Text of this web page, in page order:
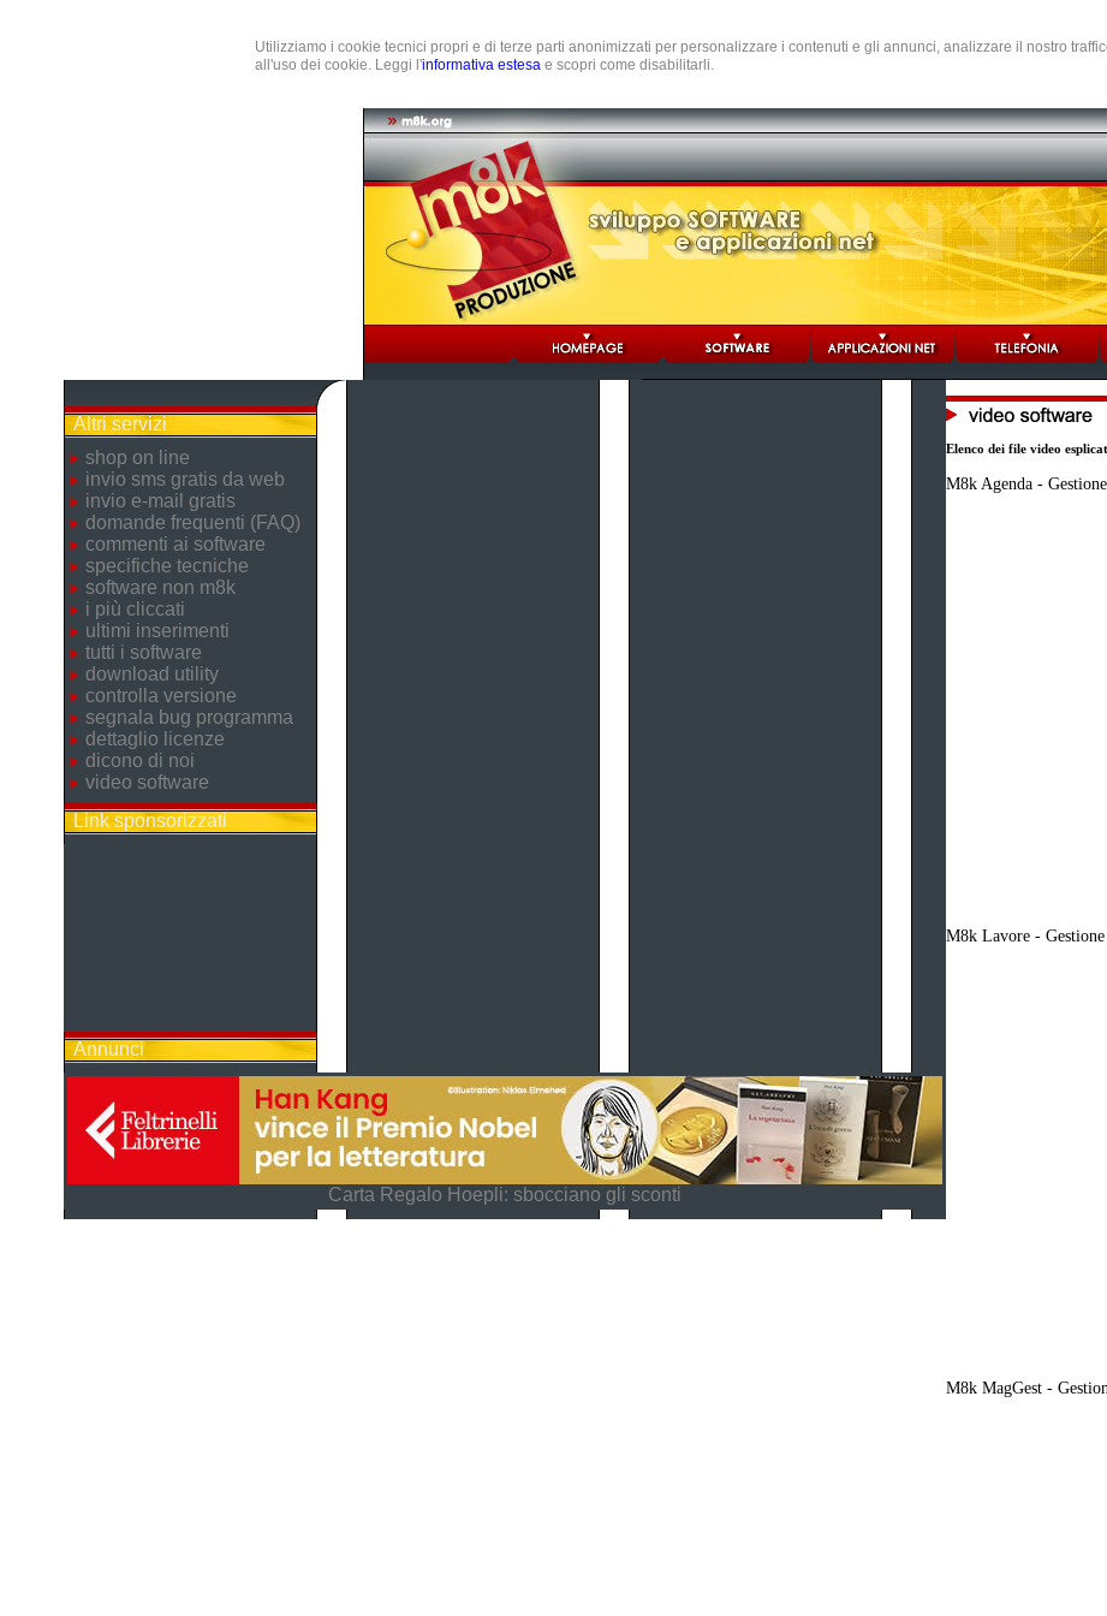
Utilizziamo i cookie tecnici propri e di terze parti anonimizzati per personalizzare i contenuti e gli annunci, analizzare il nostro
all'uso dei cookie. Leggi l'informativa estesa e scopri come disabilitarli.
Altri servizi
shop on line
invio sms gratis da web
invio e-mail gratis
domande frequenti (FAQ)
commenti ai software
specifiche tecniche
software non m8k
i più cliccati
ultimi inserimenti
tutti i software
download utility
controlla versione
segnala bug programma
dettaglio licenze
dicono di noi
video software
Link sponsorizzati
Annunci
Carta Regalo Hoepli: sbocciano gli sconti
Elenco dei file video
M8k Agenda -
M8k Lavore -
M8k MagGest -